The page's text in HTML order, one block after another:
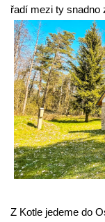
řadí mezi ty snadno